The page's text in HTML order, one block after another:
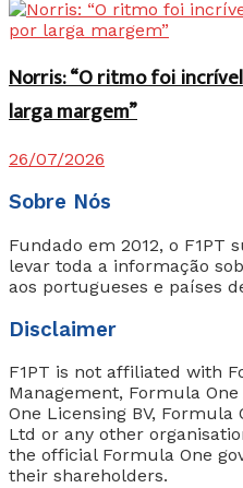
Norris: “O ritmo foi
larga margem”
26/07/2026
Sobre Nós
Fundado em 2012, o F1PT
levar toda a informação
aos portugueses e países
Disclaimer
F1PT is not affiliated with
Management, Formula
One Licensing BV,
Ltd or any other
the official Formula One
their shareholders.